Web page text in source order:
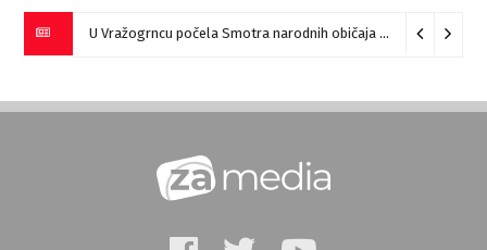
U Vražogrncu počela Smotra narodnih običaja „Vražogrnački točak“